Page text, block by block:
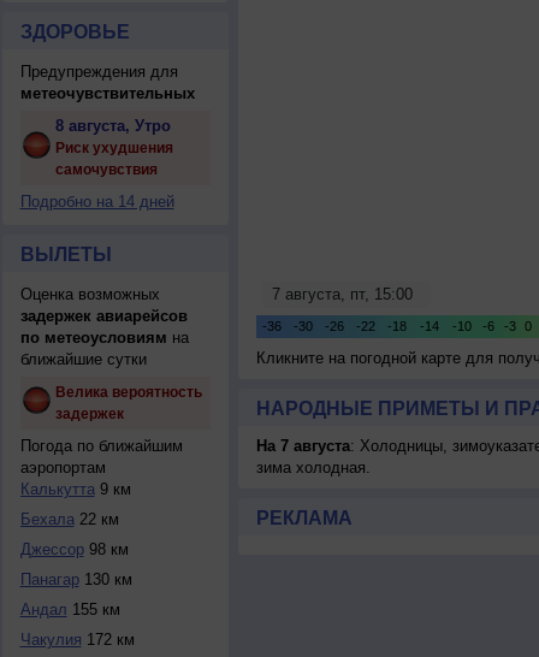
ЗДОРОВЬЕ
Предупреждения для
метеочувствительных
8 августа, Утро
Риск ухудшения
самочувствия
Подробно на 14 дней
ВЫЛЕТЫ
Оценка возможных
задержек авиарейсов
по метеоусловиям на
ближайшие сутки
Велика вероятность
задержек
Погода по ближайшим
аэропортам
Калькутта9 км
Бехала22 км
Джессор98 км
Панагар130 км
Андал 155 км
Чакулия 172 км
Кликните на погодной карте для
НАРОДНЫЕ ПРИМЕТЫ И
На 7 августа: Холодницы,
зима холодная.
РЕКЛАМА